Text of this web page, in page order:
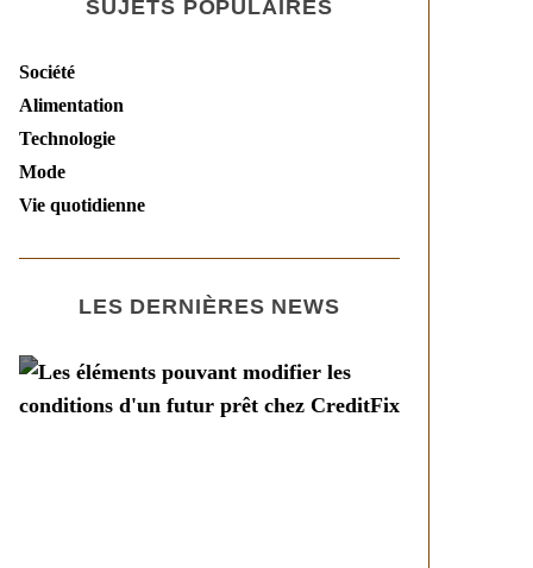
SUJETS POPULAIRES
Société
Alimentation
Technologie
Mode
Vie quotidienne
LES DERNIÈRES NEWS